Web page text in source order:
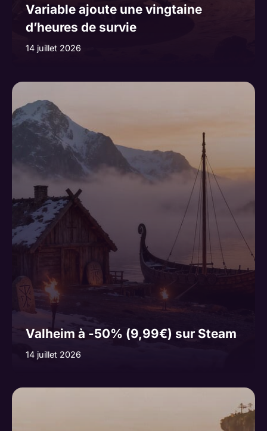
Variable ajoute une vingtaine
d’heures de survie
14 juillet 2026
Valheim à -50% (9,99€) sur Steam
14 juillet 2026